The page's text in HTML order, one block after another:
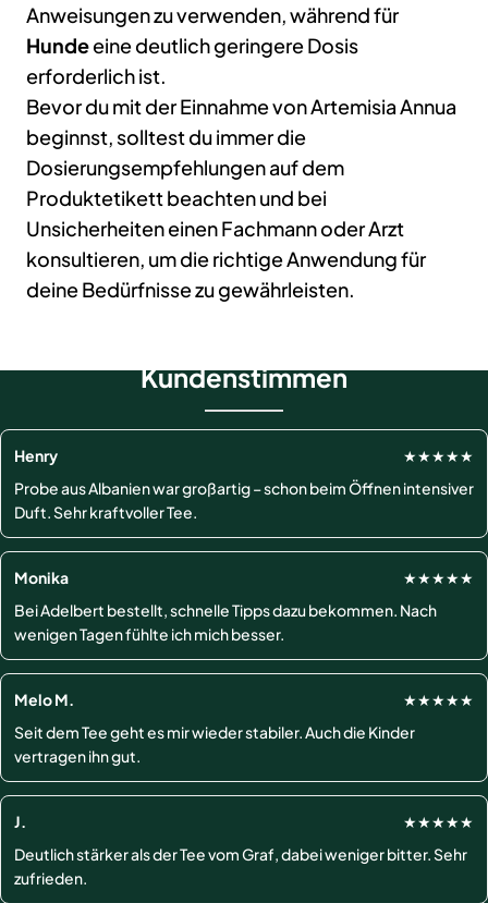
Anweisungen zu verwenden, während für
Hundeeine deutlich geringere Dosis
erforderlich ist.
Bevor du mit der Einnahme von Artemisia Annua
beginnst, solltest du immer die
Dosierungsempfehlungen auf dem
Produktetikett beachten und bei
Unsicherheiten einen Fachmann oder Arzt
konsultieren, um die richtige Anwendung für
deine Bedürfnisse zu gewährleisten.
Kundenstimmen
Henry
★★★★★
Probe aus Albanien war großartig – schon beim Öffnen intensiver
Duft. Sehr kraftvoller Tee.
Monika
★★★★★
Bei Adelbert bestellt, schnelle Tipps dazu bekommen. Nach
wenigen Tagen fühlte ich mich besser.
Melo M.
★★★★★
Seit dem Tee geht es mir wieder stabiler. Auch die Kinder
vertragen ihn gut.
J.
★★★★★
Deutlich stärker als der Tee vom Graf, dabei weniger bitter. Sehr
zufrieden.